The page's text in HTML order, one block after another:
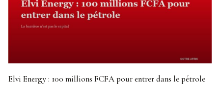
Elvi Energy : 100 millions FCFA pour entrer dans le pétrole